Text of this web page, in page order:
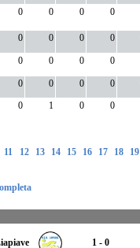
0 0 0 0
0 0 0 0
0 0 0 0
0 0 0 0
0 1 0 0
11 12 13 14 15 16 17 18 19
1 - 0